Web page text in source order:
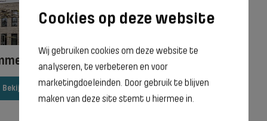
Wij gebruiken cookies om deze website te
analyseren, te verbeteren en voor
marketingdoeleinden. Door gebruik te blijven
maken van deze site stemt u hiermee in.
Bekijk vestiging